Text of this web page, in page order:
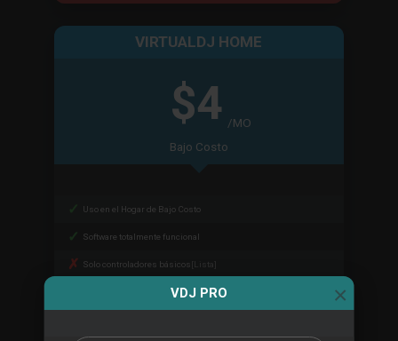
VDJ PRO ×
VIRTUALDJ HOME
$4 /MO
Bajo Costo
Uso en el Hogar de Bajo Costo
Software totalmente funcional
Solo controladores básicos[Lista]
No puede remover los anuncios de audio